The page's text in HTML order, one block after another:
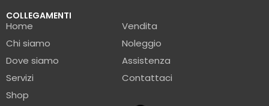
COLLEGAMENTI
Home
Chi siamo
Dove siamo
Servizi
Shop
Vendita
Noleggio
Assistenza
Contattaci